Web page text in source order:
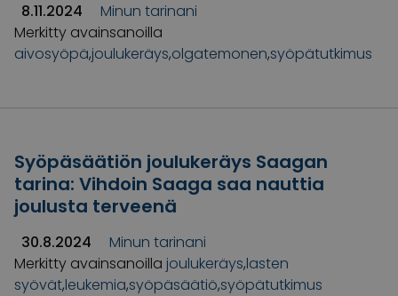
8.11.2024
Minun tarinani
Merkitty avainsanoilla
aivosyöpä,joulukeräys,olgatemonen,syöpätutkimus
Syöpäsäätiön joulukeräys Saagan
tarina: Vihdoin Saaga saa nauttia
joulusta terveenä
30.8.2024
Minun tarinani
Merkitty avainsanoilla joulukeräys,lasten
syövät,leukemia,syöpäsäätiö,syöpätutkimus